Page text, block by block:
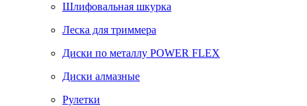
Шлифовальная шкурка
Леска для триммера
Диски по металлу POWER FLEX
Диски алмазные
Рулетки